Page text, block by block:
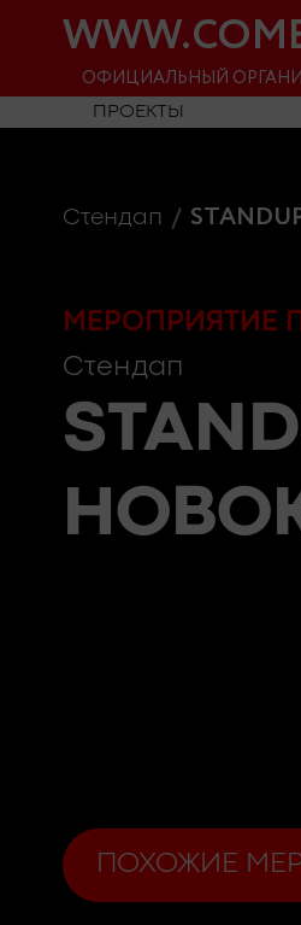
ОФИЦИАЛЬНЫЙ
ПРОЕКТЫ
Стендап
МЕРОПРИЯТИЕ
Стендап
ПОХОЖИЕ